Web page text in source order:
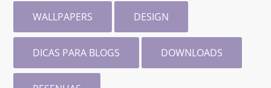
WALLPAPERS DESIGN
DICAS PARA BLOGS DOWNLOADS